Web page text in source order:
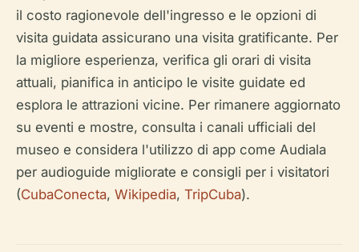
il costo ragionevole dell'ingresso e le opzioni di
visita guidata assicurano una visita gratificante. Per
la migliore esperienza, verifica gli orari di visita
attuali, pianifica in anticipo le visite guidate ed
esplora le attrazioni vicine. Per rimanere aggiornato
su eventi e mostre, consulta i canali ufficiali del
museo e considera l'utilizzo di app come Audiala
per audioguide migliorate e consigli per i visitatori
(CubaConecta, Wikipedia, TripCuba).